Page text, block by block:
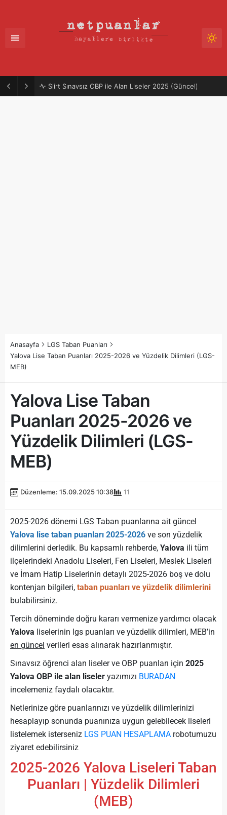
Siirt Sınavsız OBP ile Alan Liseler 2025 (Güncel)
Anasayfa
LGS Taban Puanları
Yalova Lise Taban Puanları 2025-2026 ve Yüzdelik Dilimleri (LGS-
MEB)
Yalova Lise Taban
Puanları 2025-2026 ve
Yüzdelik Dilimleri (LGS-
MEB)
Düzenleme: 15.09.2025 10:38 11
2025-2026 dönemi LGS Taban puanlarına ait güncel
Yalova lise taban puanları 2025-2026 ve son yüzdelik
dilimlerini derledik. Bu kapsamlı rehberde, Yalova ili tüm
ilçelerindeki Anadolu Liseleri, Fen Liseleri, Meslek Liseleri
ve İmam Hatip Liselerinin detaylı 2025-2026 boş ve dolu
kontenjan bilgileri, taban puanları ve yüzdelik dilimlerini
bulabilirsiniz.
Tercih döneminde doğru kararı vermenize yardımcı olacak
Yalova liselerinin lgs puanları ve yüzdelik dilimleri, MEB’in
en güncel verileri esas alınarak hazırlanmıştır.
Sınavsız öğrenci alan liseler ve OBP puanları için 2025
Yalova OBP ile alan liseler yazımızı BURADAN
incelemeniz faydalı olacaktır.
Netlerinize göre puanlarınızı ve yüzdelik dilimlerinizi
hesaplayıp sonunda puanınıza uygun gelebilecek liseleri
listelemek isterseniz LGS PUAN HESAPLAMA robotumuzu
ziyaret edebilirsiniz
2025-2026 Yalova Liseleri Taban
Puanları | Yüzdelik Dilimleri
(MEB)